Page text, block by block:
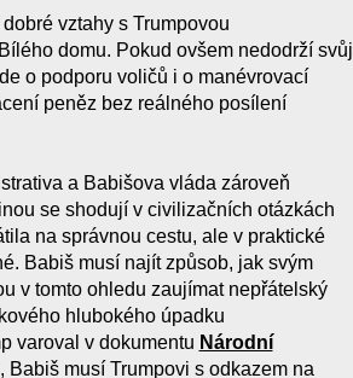
vztahy s Trumpovou
domu. Pokud ovšem nedodrží svůj
o podporu voličů i o manévrovací
peněz bez reálného posílení
a Babišova vláda zároveň
se shodují v civilizačních otázkách
na správnou cestu, ale v praktické
Babiš musí najít způsob, jak svým
v tomto ohledu zaujímat nepřátelský
hlubokého úpadku
varoval v dokumentu Národní
Babiš musí Trumpovi s odkazem na